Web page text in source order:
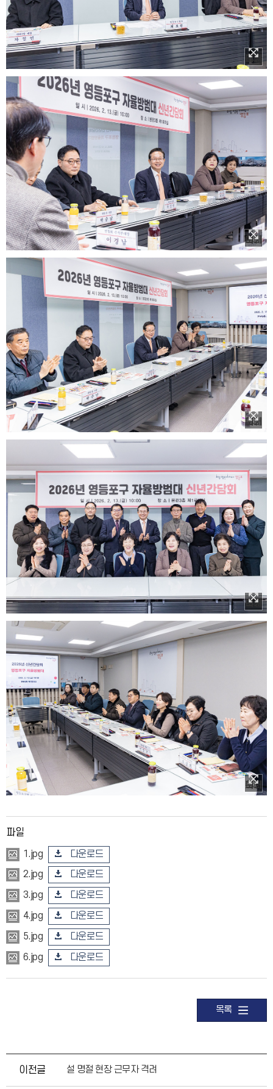
이미지 확대보기
이미지 확대보기
이미지 확대보기
이미지 확대보기
이미지 확대보기
파일
1.jpg
다운로드
2.jpg
다운로드
3.jpg
다운로드
4.jpg
다운로드
5.jpg
다운로드
6.jpg
다운로드
목록
이전글 설 명절 현장 근무자 격려